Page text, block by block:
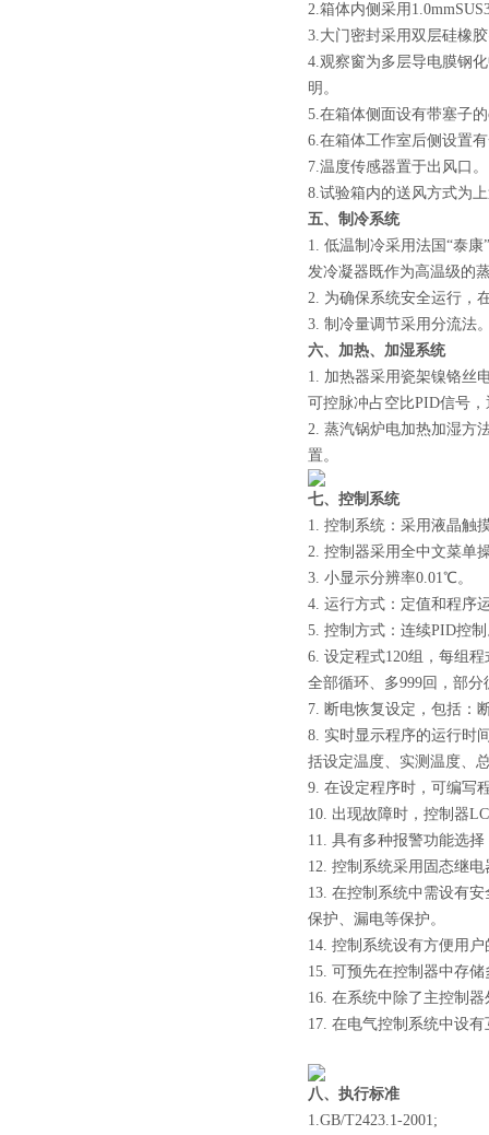
2.箱体内侧采用
3.大门密封采用双层硅橡
4.观察窗为多层导电膜钢
明。
5.在箱体侧面设有带塞子
6.在箱体工作室后侧设置
7.温度传感器置于出风口。
8.试验箱内的送风方式为
五、制冷系统
1. 低温制冷采用法国“泰
发冷凝器既作为高温级的
2. 为确保系统安全运行，
3. 制冷量调节采用分流法
六、加热、加湿系统
1. 加热器采用瓷架镍铬丝
可控脉冲占空比PID信号
2. 蒸汽锅炉电加热加湿方
置。
七、控制系统
1. 控制系统：采用液晶触
2. 控制器采用全中文菜单
3. 小显示分辨率0.01℃。
4. 运行方式：定值和程序
5. 控制方式：连续PID控
6. 设定程式120组，每组
全部循环、多999回，部分
7. 断电恢复设定，包括：
8. 实时显示程序的运行时
括设定温度、实测温度、
9. 在设定程序时，可编写
10. 出现故障时，控制器
11. 具有多种报警功能选
12. 控制系统采用固态继
13. 在控制系统中需设有
保护、漏电等保护。
14. 控制系统设有方便用
15. 可预先在控制器中存
16. 在系统中除了主控制
17. 在电气控制系统中设
八、执行标准
1.GB/T2423.1-2001;